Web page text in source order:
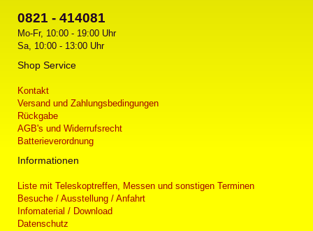
0821 - 414081
Mo-Fr, 10:00 - 19:00 Uhr
Sa, 10:00 - 13:00 Uhr
Shop Service
Kontakt
Versand und Zahlungsbedingungen
Rückgabe
AGB's und Widerrufsrecht
Batterieverordnung
Informationen
Liste mit Teleskoptreffen, Messen und sonstigen Terminen
Besuche / Ausstellung / Anfahrt
Infomaterial / Download
Datenschutz